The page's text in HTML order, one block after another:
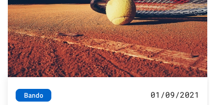
Bando
01/09/2021